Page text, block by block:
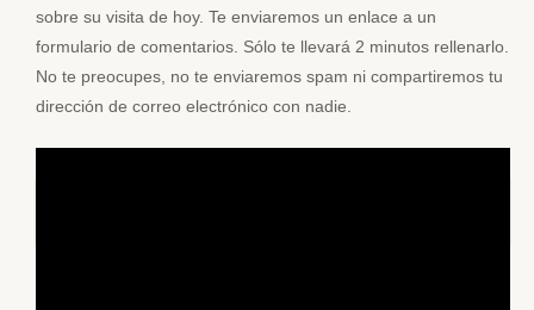
sobre su visita de hoy. Te enviaremos un enlace a un
formulario de comentarios. Sólo te llevará 2 minutos rellenarlo.
No te preocupes, no te enviaremos spam ni compartiremos tu
dirección de correo electrónico con nadie.